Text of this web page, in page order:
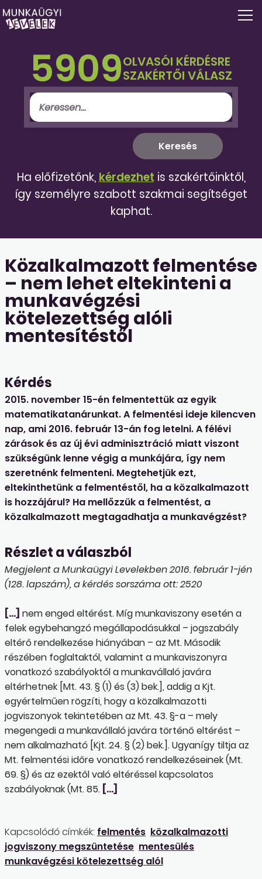
5909OLVASÓI KÉRDÉSRE
SZAKÉRTŐI VÁLASZ
Ha előfizetőnk, kérdezhet is szakértőinktől,
így személyre szabott szakmai segítséget
kaphat.
Közalkalmazott felmentése
– nem lehet eltekinteni a
munkavégzési
kötelezettség alóli
mentesítéstől
Kérdés
2015. november 15-én felmentettük az egyik
matematikatanárunkat. A felmentési ideje kilencven
nap, ami 2016. február 13-án fog letelni. A félévi
zárások és az új évi adminisztráció miatt viszont
szükségünk lenne végig a munkájára, így nem
szeretnénk felmenteni. Megtehetjük ezt,
eltekinthetünk a felmentéstől, ha a közalkalmazott
is hozzájárul? Ha mellőzzük a felmentést, a
közalkalmazott megtagadhatja a munkavégzést?
Részlet a válaszból
Megjelent a Munkaügyi Levelekben 2016. február 1-jén
(128. lapszám), a kérdés sorszáma ott: 2520
[…] nem enged eltérést. Míg munkaviszony esetén a
felek egybehangzó megállapodásukkal – jogszabály
eltérő rendelkezése hiányában – az Mt. Második
részében foglaltaktól, valamint a munkaviszonyra
vonatkozó szabályoktól a munkavállaló javára
eltérhetnek [Mt. 43. § (1) és (3) bek.], addig a Kjt.
egyértelműen rögzíti, hogy a közalkalmazotti
jogviszonyok tekintetében az Mt. 43. §-a – mely
megengedi a munkavállaló javára történő eltérést –
nem alkalmazható [Kjt. 24. § (2) bek.]. Ugyanígy tiltja az
Mt. felmentési időre vonatkozó rendelkezéseinek (Mt.
69. §) és az ezektől való eltéréssel kapcsolatos
szabályoknak (Mt. 85. […]
Kapcsolódó címkék: felmentés közalkalmazotti
jogviszony megszüntetése mentesülés
munkavégzési kötelezettség alól